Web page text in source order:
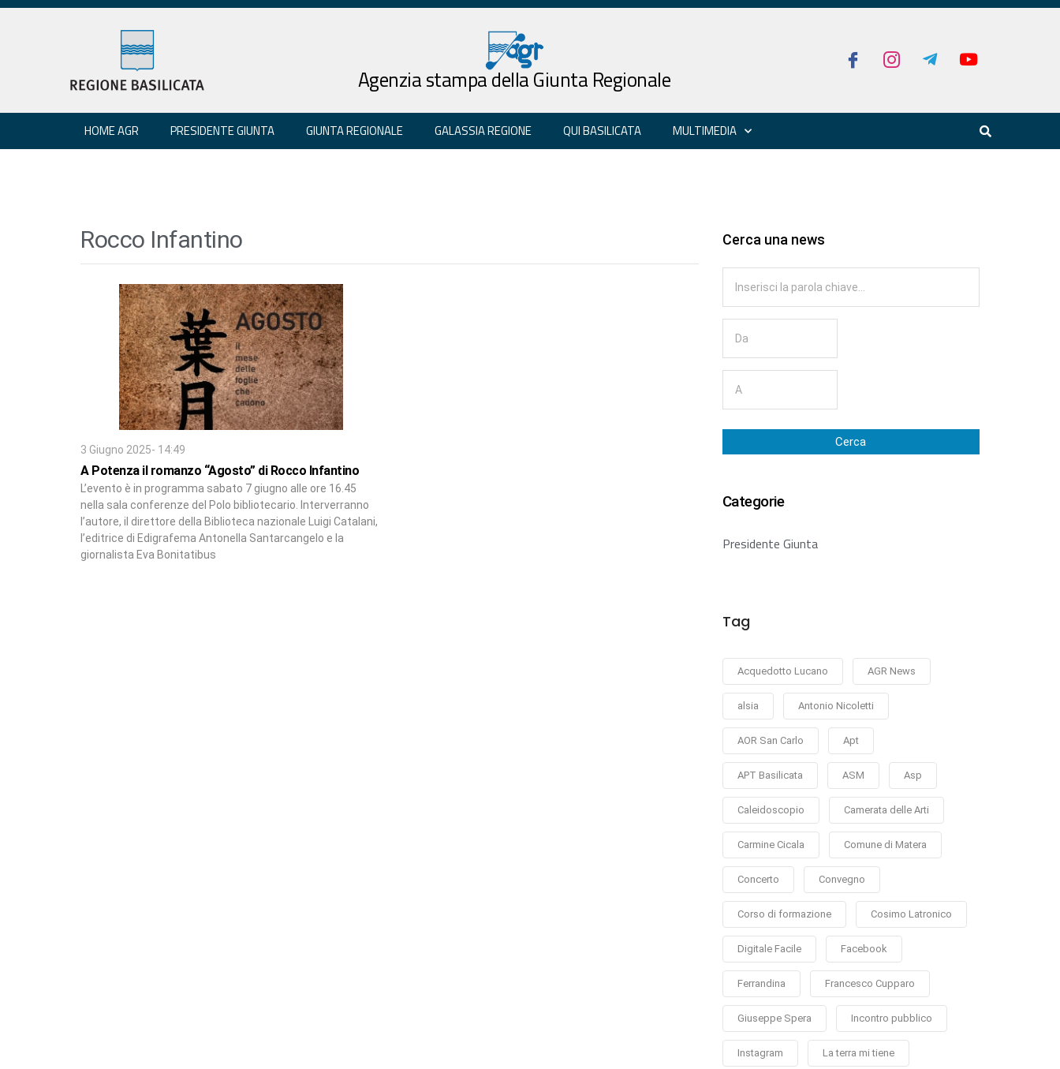
Agenzia stampa della Giunta Regionale
HOME AGR PRESIDENTE GIUNTA GIUNTA REGIONALE GALASSIA REGIONE QUI BASILICATA MULTIMEDIA
Rocco Infantino
3 Giugno 2025- 14:49
A Potenza il romanzo “Agosto” di Rocco Infantino
L’evento è in programma sabato 7 giugno alle ore 16.45
nella sala conferenze del Polo bibliotecario. Interverranno
l’autore, il direttore della Biblioteca nazionale Luigi Catalani,
l’editrice di Edigrafema Antonella Santarcangelo e la
giornalista Eva Bonitatibus
Cerca una news
Cerca
Categorie
Presidente Giunta
Tag
Acquedotto Lucano AGR News
alsia Antonio Nicoletti
AOR San Carlo Apt
APT Basilicata ASM Asp
Caleidoscopio Camerata delle Arti
Carmine Cicala Comune di Matera
Concerto Convegno
Corso di formazione Cosimo Latronico
Digitale Facile Facebook
Ferrandina Francesco Cupparo
Giuseppe Spera Incontro pubblico
Instagram La terra mi tiene